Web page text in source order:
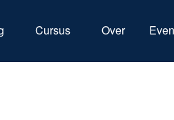
Cursus Over